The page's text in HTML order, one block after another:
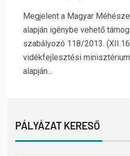
Megjelent a Magyar
alapján igénybe vehető
szabályozó 118/2013.
vidékfejlesztési
alapján...
PÁLYÁZAT KERESŐ